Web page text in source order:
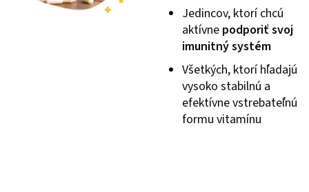
Jedincov, ktorí chcú
aktívne podporiť svoj
imunitný systém
Všetkých, ktorí hľadajú
vysoko stabilnú a
efektívne vstrebateľnú
formu vitamínu